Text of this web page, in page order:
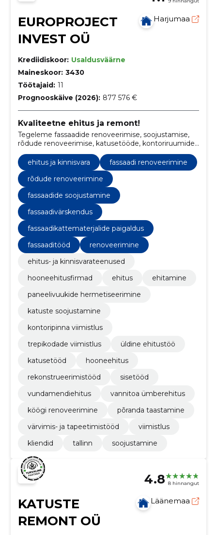
EUROPROJECT
INVEST OÜ
Harjumaa
Krediidiskoor: Usaldusväärne
Maineskoor: 3430
Töötajaid: 11
Prognooskäive (2026): 877 576 €
Kvaliteetne ehitus ja remont!
Tegeleme fassaadide renoveerimise, soojustamise,
rõdude renoveerimise, katusetööde, kontoriruumide
viimistluse ja remonditöödega
ehitus ja kinnisvara
fassaadi renoveerimine
rõdude renoveerimine
fassaadide soojustamine
fassaadivärskendus
fassaadikattematerjalide paigaldus
fassaaditööd
renoveerimine
ehitus- ja kinnisvarateenused
hooneehitusfirmad
ehitus
ehitamine
paneelivuukide hermetiseerimine
katuste soojustamine
kontoripinna viimistlus
trepikodade viimistlus
üldine ehitustöö
katusetööd
hooneehitus
rekonstrueerimistööd
sisetööd
vundamendiehitus
vannitoa ümberehitus
köögi renoveerimine
põranda taastamine
värvimis- ja tapeetimistööd
viimistlus
kliendid
tallinn soojustamine
4.8 8 hinnangut
KATUSTE
REMONT OÜ
Läänemaa